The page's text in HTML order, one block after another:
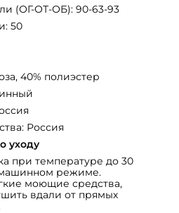
(ОГ-ОТ-ОБ): 90-63-93
50
40% полиэстер
Россия
уходу
при температуре до 30
режиме.
моющие средства,
вдали от прямых